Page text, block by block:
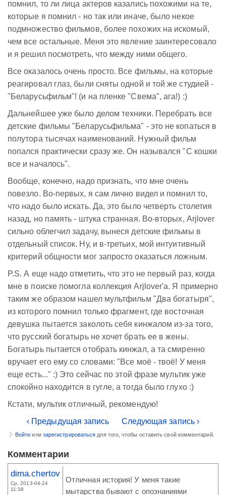
помнил, то ли лица актеров казались похожими на те,
которые я помнил - но так или иначе, было некое
подмножество фильмов, более похожих на искомый,
чем все остальные. Меня это явление заинтересовало
и я решил посмотреть, что между ними общего.
Все оказалось очень просто. Все фильмы, на которые
реагировал глаз, были сняты одной и той же студией -
"Беларусьфильм"! (и на пленке "Свема", ага!) :)
Дальнейшее уже было делом техники. Перебрать все
детские фильмы "Беларусьфильма" - это не копаться в
полутора тысячах наименований. Нужный фильм
попался практически сразу же. Он назывался "С кошки
все и началось".
Вообще, конечно, надо признать, что мне очень
повезло. Во-первых, я сам лично видел и помнил то,
что надо было искать. Да, это было четверть столетия
назад, но память - штука странная. Во-вторых, Arjlover
сильно облегчил задачу, вынеся детские фильмы в
отдельный список. Ну, и в-третьих, мой интуитивный
критерий общности мог запросто оказаться ложным.
P.S. А еще надо отметить, что это не первый раз, когда
мне в поиске помогла коллекция Arjlover'а. Я примерно
таким же образом нашел мультфильм "Два богатыря",
из которого помнил только фрагмент, где восточная
девушка пытается заколоть себя кинжалом из-за того,
что русский богатырь не хочет брать ее в жены.
Богатырь пытается отобрать кинжал, а та смиренно
вручает его ему со словами: "Все моё - твоё! У меня
еще есть..." :) Это сейчас по этой фразе мультик уже
спокойно находится в гугле, а тогда было глухо :)
Кстати, мультик отличный, рекомендую!
‹ Предыдущая запись
Следующая запись ›
Войти или зарегистрироваться для того, чтобы оставить свой комментарий.
Комментарии
dima.chertov
Ср, 2013-04-24
11:38
Отличная история! У меня такие
мытарства бывают с опознаниями